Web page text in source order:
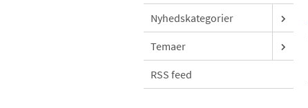
Nyhedskategorier
Temaer
RSS feed